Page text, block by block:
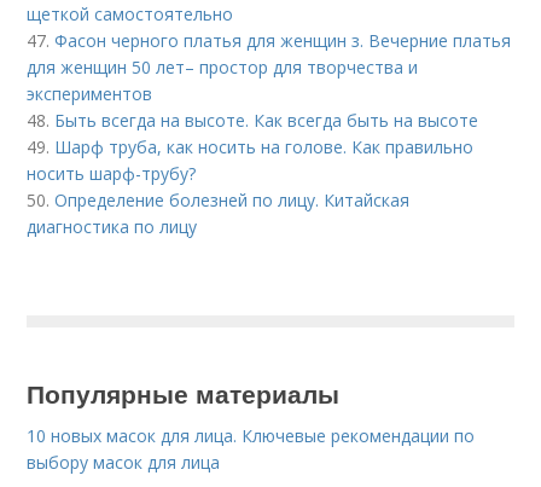
щеткой самостоятельно
47.Фасон черного платья для женщин з. Вечерние платья
для женщин 50 лет– простор для творчества и
экспериментов
48. Быть всегда на высоте. Как всегда быть на высоте
49. Шарф труба, как носить на голове. Как правильно
носить шарф-трубу?
50.Определение болезней по лицу. Китайская
диагностика по лицу
Популярные материалы
10 новых масок для лица. Ключевые рекомендации по
выбору масок для лица